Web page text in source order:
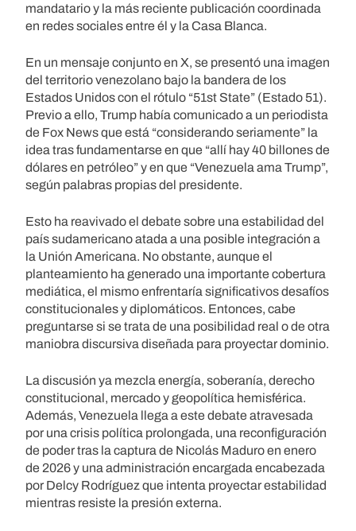
mandatario y la más reciente publicación coordinada
en redes sociales entre él y la Casa Blanca.
En un mensaje conjunto en X, se presentó una imagen
del territorio venezolano bajo la bandera de los
Estados Unidos con el rótulo “51st State” (Estado 51).
Previo a ello, Trump había comunicado a un periodista
de Fox News que está “considerando seriamente” la
idea tras fundamentarse en que “allí hay 40 billones de
dólares en petróleo” y en que “Venezuela ama Trump”,
según palabras propias del presidente.
Esto ha reavivado el debate sobre una estabilidad del
país sudamericano atada a una posible integración a
la Unión Americana. No obstante, aunque el
planteamiento ha generado una importante cobertura
mediática, el mismo enfrentaría significativos desafíos
constitucionales y diplomáticos. Entonces, cabe
preguntarse si se trata de una posibilidad real o de otra
maniobra discursiva diseñada para proyectar dominio.
La discusión ya mezcla energía, soberanía, derecho
constitucional, mercado y geopolítica hemisférica.
Además, Venezuela llega a este debate atravesada
por una crisis política prolongada, una reconfiguración
de poder tras la captura de Nicolás Maduro en enero
de 2026 y una administración encargada encabezada
por Delcy Rodríguez que intenta proyectar estabilidad
mientras resiste la presión externa.